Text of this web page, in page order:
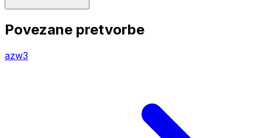
Povezane pretvorbe
azw3